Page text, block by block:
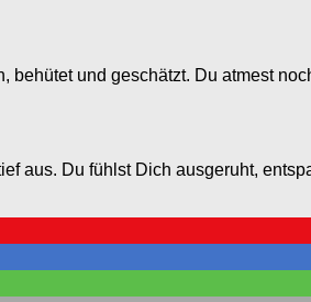
und geschätzt. Du atmest
aus. Du fühlst Dich ausgeruht,